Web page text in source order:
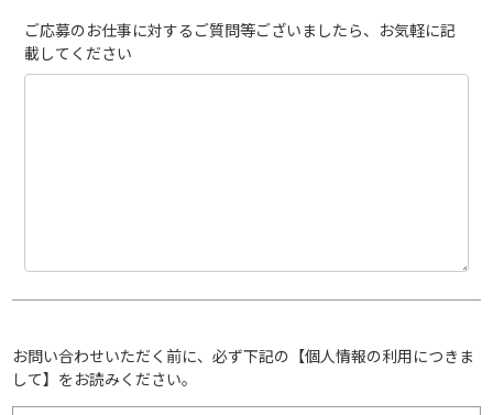
ご応募のお仕事に対するご質問等ございましたら、お気軽に記
載してください
お問い合わせいただく前に、必ず下記の【個人情報の利用につきま
して】をお読みください。